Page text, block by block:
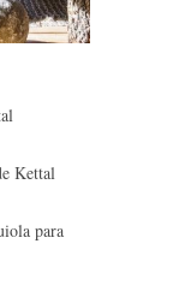
Kettal
para